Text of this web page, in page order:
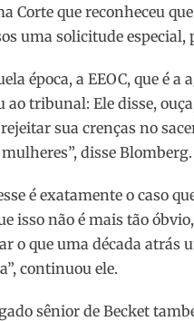
Corte que reconheceu
uma solicitude
época, a EEOC, que é
ao tribunal: Ele disse,
sua crenças no
disse
é exatamente o caso
isso não é mais tão
o que uma década atrás
continuou ele.
sênior de Becket